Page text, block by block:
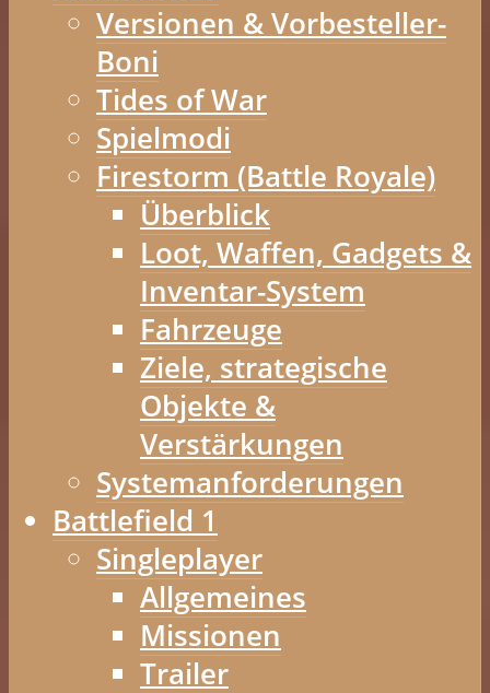
Versionen & Vorbesteller-
Boni
Tides of War
Spielmodi
Firestorm (Battle Royale)
Überblick
Loot, Waffen, Gadgets &
Inventar-System
Fahrzeuge
Ziele, strategische
Objekte &
Verstärkungen
Systemanforderungen
Battlefield 1
Singleplayer
Allgemeines
Missionen
Trailer